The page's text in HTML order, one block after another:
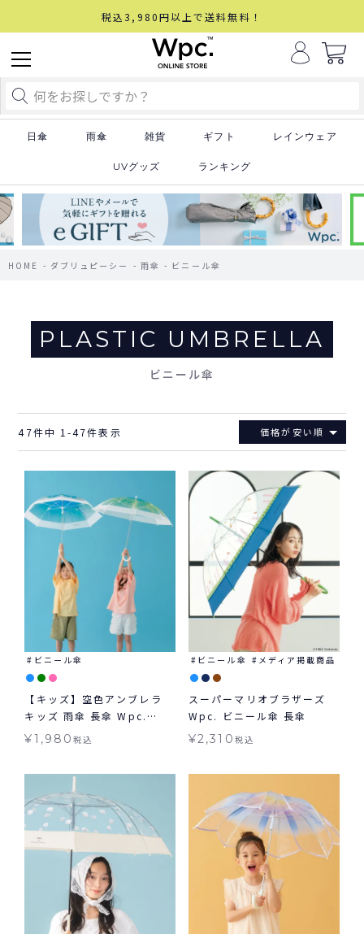
税込3,980円以上で送料無料！
日傘 雨傘 雑貨 ギフト レインウェア
UVグッズ ランキング
HOME ダブリュピーシー 雨傘 ビニール傘
PLASTIC UMBRELLA
ビニール傘
価格が安い順
47件中 1-47件表示
ビニール傘
【キッズ】空色アンブレラ
キッズ 雨傘 長傘 Wpc.
KIDS 子ども用
¥1,980税込
ビニール傘 メディア掲載商品
スーパーマリオブラザーズ
Wpc. ビニール傘 長傘
¥2,310 税込